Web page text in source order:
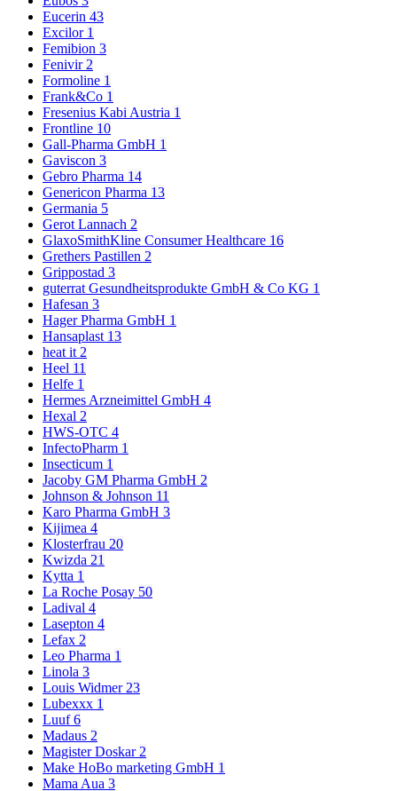
Eucerin 43
Excilor 1
Femibion 3
Fenivir 2
Formoline 1
Frank&Co 1
Fresenius Kabi Austria 1
Frontline 10
Gall-Pharma GmbH 1
Gaviscon 3
Gebro Pharma 14
Genericon Pharma 13
Germania 5
Gerot Lannach 2
GlaxoSmithKline Consumer Healthcare 16
Grethers Pastillen 2
Grippostad 3
guterrat Gesundheitsprodukte GmbH & Co KG 1
Hafesan 3
Hager Pharma GmbH 1
Hansaplast 13
heat it 2
Heel 11
Helfe 1
Hermes Arzneimittel GmbH 4
Hexal 2
HWS-OTC 4
InfectoPharm 1
Insecticum 1
Jacoby GM Pharma GmbH 2
Johnson & Johnson 11
Karo Pharma GmbH 3
Kijimea 4
Klosterfrau 20
Kwizda 21
Kytta 1
La Roche Posay 50
Ladival 4
Lasepton 4
Lefax 2
Leo Pharma 1
Linola 3
Louis Widmer 23
Lubexxx 1
Luuf6
Madaus 2
Magister Doskar 2
Make HoBo marketing GmbH 1
Mama Aua 3